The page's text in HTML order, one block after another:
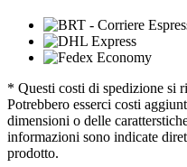
* Questi costi di spedizione si
Potrebbero esserci costi
dimensioni o delle
informazioni sono indicate
prodotto.